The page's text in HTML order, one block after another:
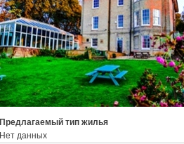
Предлагаемый тип жилья
Нет данных